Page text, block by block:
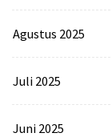
Agustus 2025
Juli 2025
Juni 2025